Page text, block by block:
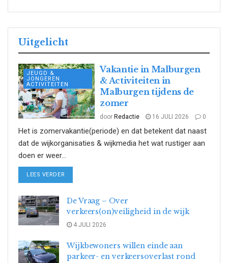
Uitgelicht
JEUGD &
JONGEREN
ACTIVITEITEN
Vakantie in Malburgen
& Activiteiten in
Malburgen tijdens de
zomer
door Redactie 16 JULI 2026 0
Het is zomervakantie(periode) en dat betekent dat naast
dat de wijkorganisaties & wijkmedia het wat rustiger aan
doen er weer...
LEES VERDER
De Vraag – Over
verkeers(on)veiligheid in de wijk
4 JULI 2026
Wijkbewoners willen einde aan
parkeer- en verkeersoverlast rond